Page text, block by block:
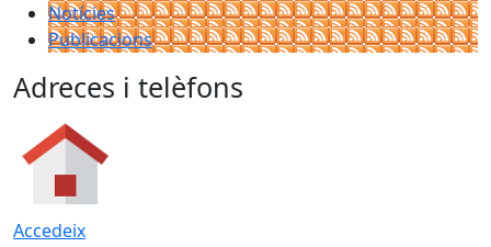
Notícies
Publicacions
Adreces i telèfons
Accedeix